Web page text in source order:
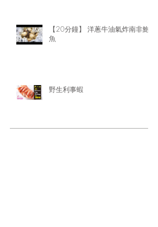
【20分鐘】 洋蔥牛油氣炸南非鮑
魚
野生利事蝦